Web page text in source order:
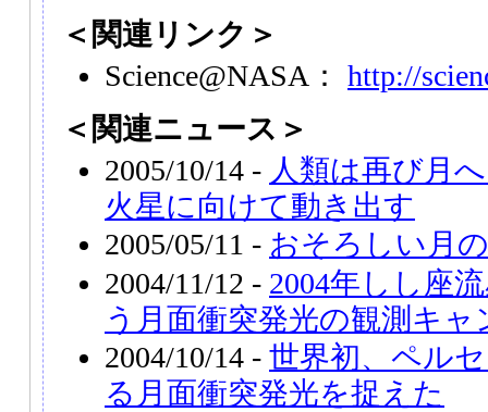
＜関連リンク＞
Science@NASA： http://
＜関連ニュース＞
2005/10/14 - 人類は再び月
火星に向けて動き出す
2005/05/11 - おそろしい月
2004/11/12 - 2004年しし座
う月面衝突発光の観測キャ
2004/10/14 - 世界初、ペル
る月面衝突発光を捉えた